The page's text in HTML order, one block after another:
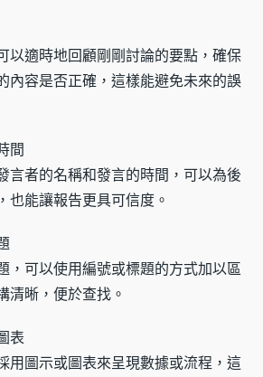
以適時地回顧剛剛討論的要點，確保
內容是否正確，這樣能避免未來的誤
間
言者的名稱和發言的時間，可以為後
也能讓報告更具可信度。
，可以使用編號或標題的方式加以區
清晰，便於查找。
表
用圖示或圖表來呈現數據或流程，這